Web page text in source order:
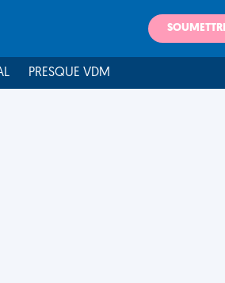
PRESQUE VDM